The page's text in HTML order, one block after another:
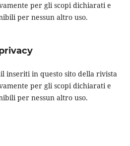
per gli scopi dichiarati e
per nessun altro uso.
inseriti in questo sito della rivista
per gli scopi dichiarati e
per nessun altro uso.